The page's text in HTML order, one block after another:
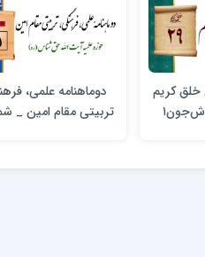
خلق کریم
دوماهنامه علمی،
تربیتی مقام امین _